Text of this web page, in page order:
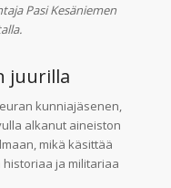
Pasi Kesäniemen
juurilla
kunniajäsenen,
alkanut aineiston
mikä käsittää
ja militariaa